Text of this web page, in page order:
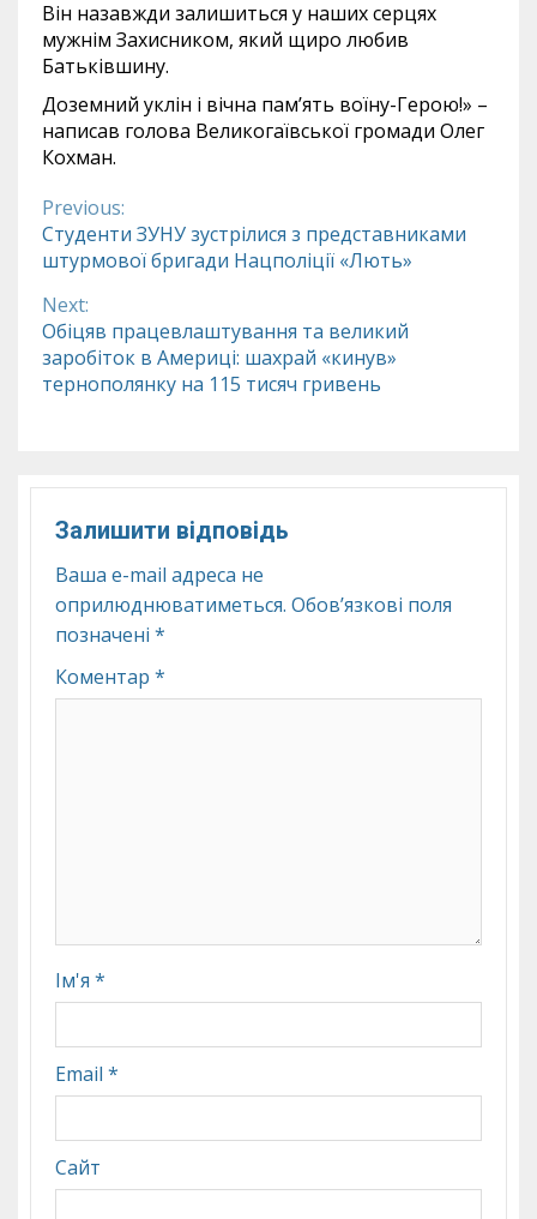
Він назавжди залишиться у наших серцях
мужнім Захисником, який щиро любив
Батьківшину.
Доземний уклін і вічна памʼять воїну-Герою!» –
написав голова Великогаївської громади Олег
Кохман.
Continue
Reading
Previous:
Студенти ЗУНУ зустрілися з представниками
штурмової бригади Нацполіції «Лють»
Next:
Обіцяв працевлаштування та великий
заробіток в Америці: шахрай «кинув»
тернополянку на 115 тисяч гривень
Залишити відповідь
Ваша e-mail адреса не
оприлюднюватиметься. Обов’язкові поля
позначені *
Коментар *
Ім'я *
Email *
Сайт